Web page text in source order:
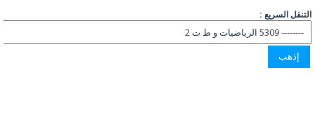
التنقل السريع :